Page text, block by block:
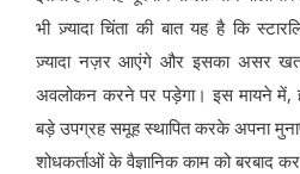
भी ज़्यादा चिंता की बात यह है कि
ज़्यादा नज़र आएंगे और इसका असर
अवलोकन करने पर पड़ेगा। इस मायने में,
बड़े उपग्रह समूह स्थापित करके अपना
शोधकर्ताओं के वैज्ञानिक काम को बरबाद